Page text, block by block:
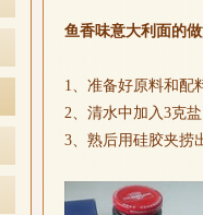
鱼香味意大利面的
1、准备好原料和配
2、清水中加入3克
3、熟后用硅胶夹捞